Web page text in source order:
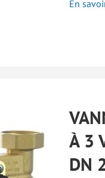
En
À 3
DN